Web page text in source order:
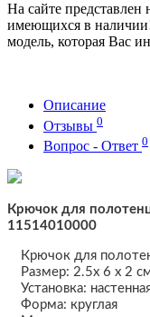
На сайте представлен
имеющихся в
модель, которая Вас
Описание
Отзывы 0
Вопрос - Ответ 0
Крючок для
11514010000
Крючок для
Размер: 2.5x 6 x 2
Установка:
Форма: круглая